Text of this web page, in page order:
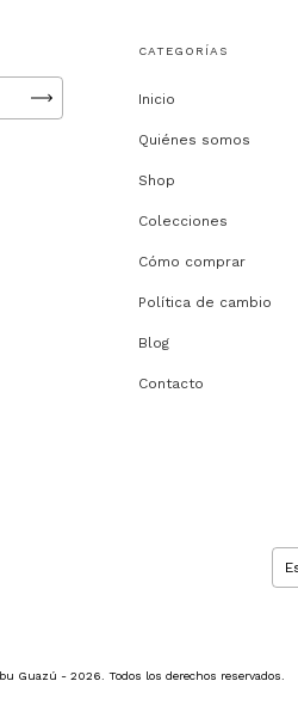
CATEGORÍAS
Inicio
Quiénes somos
Shop
Colecciones
Cómo comprar
Política de cambio
Blog
Contacto
Guazú - 2026. Todos los derechos reservados.